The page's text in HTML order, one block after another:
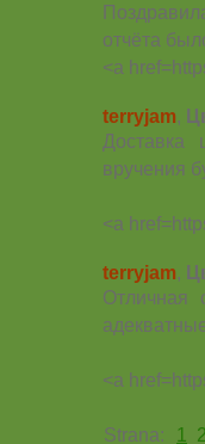
отчёта
<a
terryjam,
Доставка
вручения
<a
terryjam,
Отличная
<a
Strana: 1 2